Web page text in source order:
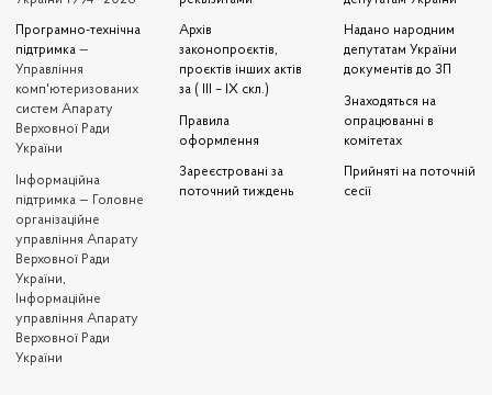
Програмно-технічна
підтримка —
Управління
комп'ютеризованих
систем Апарату
Верховної Ради
України
Iнформаційна
підтримка — Головне
організаційне
управління Апарату
Верховної Ради
України,
Інформаційне
управління Апарату
Верховної Ради
України
Архів
законопроєктів,
проєктів інших актів
за ( III – IX скл.)
Правила
оформлення
Зареєстровані за
поточний тиждень
Надано народним
депутатам України
документів до ЗП
Знаходяться на
опрацюванні в
комітетах
Прийняті на поточній
сесії